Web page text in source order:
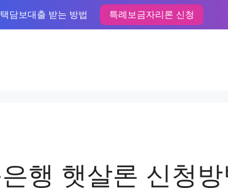
담보대출 받는 방법 특례보금자리론 신청
행 햇살론 신청